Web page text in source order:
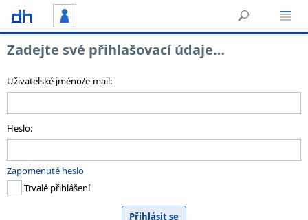
Zadejte své přihlašovací údaje…
Uživatelské jméno/e-mail:
Heslo:
Zapomenuté heslo
Trvalé přihlášení